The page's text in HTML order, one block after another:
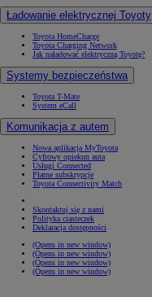
Ładowanie elektrycznej Toyoty
Toyota HomeCharge
Toyota Charging Network
Jak naładować elektryczną Toyotę?
Systemy bezpieczeństwa
Toyota T-Mate
System eCall
Komunikacja z autem
Nowa aplikacja MyToyota
Cyfrowy opiekun auta
Usługi Connected
Płatne subskrypcje
Toyota Connectivity Match
Skontaktuj się z nami
Polityka ciasteczek
Deklaracja dostępności
(Opens in new window)
(Opens in new window)
(Opens in new window)
(Opens in new window)